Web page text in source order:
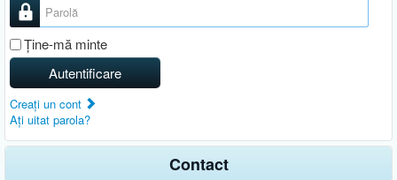
Parolă
Ţine-mă minte
Autentificare
Creaţi un cont
Aţi uitat parola?
Contact